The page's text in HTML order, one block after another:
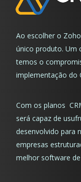
Ao escolher o
único produto. Um
temos o
implementação do
Com os planos
será capaz de
desenvolvido para
empresas
melhor software